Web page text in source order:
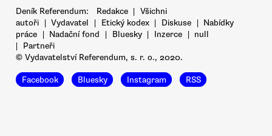
Deník Referendum: Redakce | Všichni
autoři | Vydavatel | Etický kodex | Diskuse | Nabídky
práce | Nadační fond | Bluesky | Inzerce | null
|
Partneři
© Vydavatelství Referendum, s. r. o., 2020.
Facebook Bluesky Instagram RSS